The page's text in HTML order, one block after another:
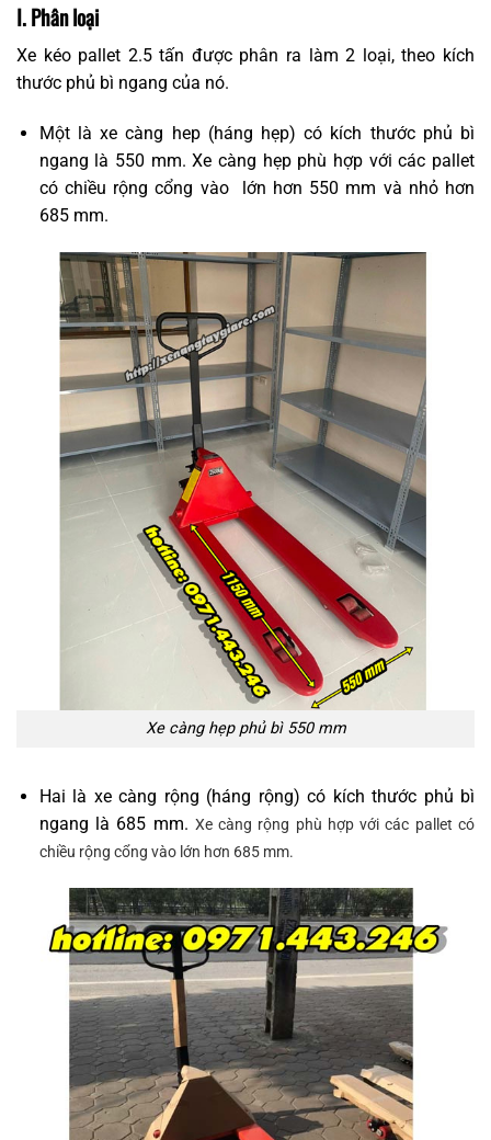
I. Phân loại
Xe kéo pallet 2.5 tấn được phân ra làm 2 loại, theo kích
thước phủ bì ngang của nó.
Một là xe càng hep (háng hẹp) có kích thước phủ bì
ngang là 550 mm. Xe càng hẹp phù hợp với các pallet
có chiều rộng cổng vào lớn hơn 550 mm và nhỏ hơn
685 mm.
Xe càng hẹp phủ bì 550 mm
Hai là xe càng rộng (háng rộng) có kích thước phủ bì
ngang là 685 mm. Xe càng rộng phù hợp với các pallet có
chiều rộng cổng vào lớn hơn 685 mm.